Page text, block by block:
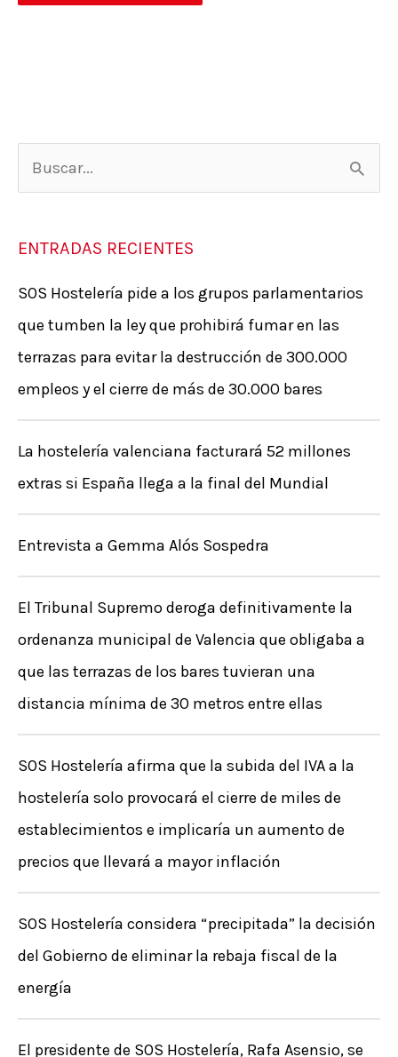
a
r
p
o
:
ENTRADAS RECIENTES
SOS Hostelería pide a los grupos parlamentarios
que tumben la ley que prohibirá fumar en las
terrazas para evitar la destrucción de 300.000
empleos y el cierre de más de 30.000 bares
La hostelería valenciana facturará 52 millones
extras si España llega a la final del Mundial
Entrevista a Gemma Alós Sospedra
El Tribunal Supremo deroga definitivamente la
ordenanza municipal de Valencia que obligaba a
que las terrazas de los bares tuvieran una
distancia mínima de 30 metros entre ellas
SOS Hostelería afirma que la subida del IVA a la
hostelería solo provocará el cierre de miles de
establecimientos e implicaría un aumento de
precios que llevará a mayor inflación
SOS Hostelería considera “precipitada” la decisión
del Gobierno de eliminar la rebaja fiscal de la
energía
El presidente de SOS Hostelería, Rafa Asensio, se